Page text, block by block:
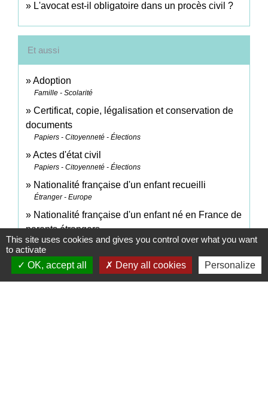
L'avocat est-il obligatoire dans un procès civil ?
Et aussi
Adoption
Famille - Scolarité
Certificat, copie, légalisation et conservation de
documents
Papiers - Citoyenneté - Élections
Actes d'état civil
Papiers - Citoyenneté - Élections
Nationalité française d'un enfant recueilli
Étranger - Europe
Nationalité française d'un enfant né en France de
parents étrangers
Étranger - Europe
Nationalité française d'un enfant né en France de
parents étrangers
This site uses cookies and gives you control over what you want
to activate
OK, accept all
Deny all cookies Personalize